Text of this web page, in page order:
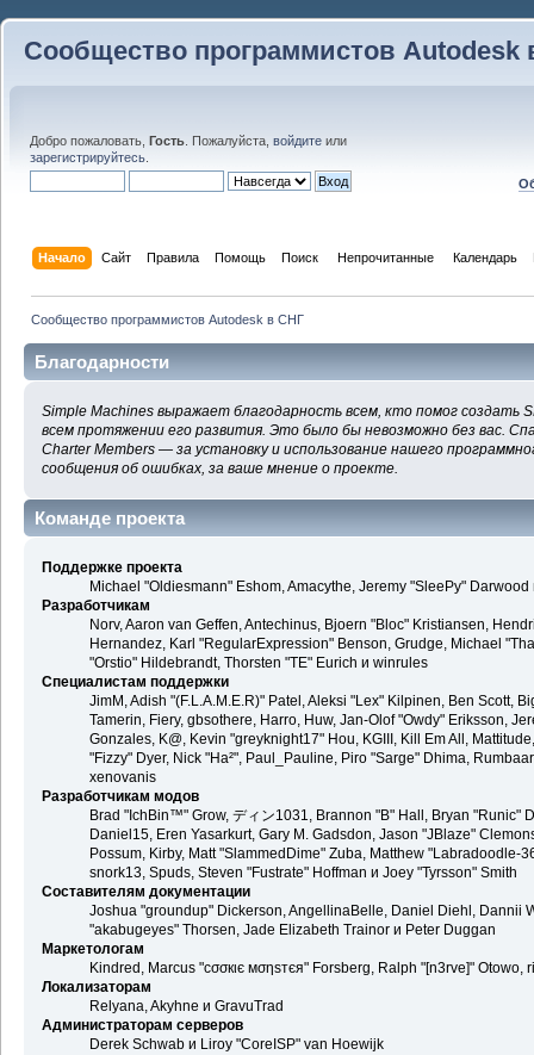
Сообщество программистов Autodesk
Добро пожаловать, Гость . Пожалуйста, войдите или
зарегистрируйтесь
Начало Сайт Правила Помощь Поиск Непрочитанные Календарь
Сообщество программистов Autodesk в СНГ
Благодарности
Simple Machines выражает благодарность всем, кто помог создать
всем протяжении его развития. Это было бы невозможно без вас.
Charter Members — за установку и использование нашего
сообщения об ошибках, за ваше мнение о проекте.
Команде проекта
Поддержке проекта
Michael "Oldiesmann" Eshom, Amacythe, Jeremy "SleePy"
Разработчикам
Norv, Aaron van Geffen, Antechinus, Bjoern "Bloc" Kristiansen,
Hernandez, Karl "RegularExpression" Benson, Grudge, Michael
"Orstio" Hildebrandt, Thorsten "TE" Eurich и winrules
Специалистам поддержки
JimM, Adish "(F.L.A.M.E.R)" Patel, Aleksi "Lex" Kilpinen, Ben Scott,
Tamerin, Fiery, gbsothere, Harro, Huw, Jan-Olof "Owdy" Eriksson,
Gonzales, K@, Kevin "greyknight17" Hou, KGIII, Kill Em All,
"Fizzy" Dyer, Nick "Ha²", Paul_Pauline, Piro "Sarge" Dhima,
xenovanis
Разработчикам модов
Brad "IchBin™" Grow, ディン1031, Brannon "B" Hall, Bryan "Runic"
Daniel15, Eren Yasarkurt, Gary M. Gadsdon, Jason "JBlaze"
Possum, Kirby, Matt "SlammedDime" Zuba, Matthew "Labradoodle-
snork13, Spuds, Steven "Fustrate" Hoffman и Joey "Tyrsson" Smith
Составителям документации
Joshua "groundup" Dickerson, AngellinaBelle, Daniel Diehl, Dannii
"akabugeyes" Thorsen, Jade Elizabeth Trainor и Peter Duggan
Маркетологам
Kindred, Marcus "cσσкιє мσηѕтєя" Forsberg, Ralph "[n3rve]" Otowo,
Локализаторам
Relyana, Akyhne и GravuTrad
Администраторам серверов
Derek Schwab и Liroy "CoreISP" van Hoewijk